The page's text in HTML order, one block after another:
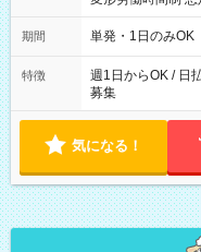
～21：00
期間 単発・1日のみOK
特徴
週1日からOK / 日
募集
気になる！